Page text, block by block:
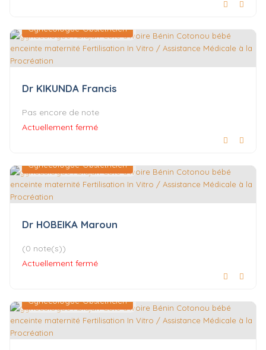
Gynécologue-Obstétricien
Dr KIKUNDA Francis
Pas encore de note
Actuellement fermé
Gynécologue-Obstétricien
Dr HOBEIKA Maroun
(0 note(s))
Actuellement fermé
Gynécologue-Obstétricien